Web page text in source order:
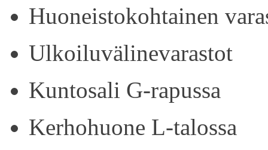
Huoneistokohtainen
Ulkoiluvälinevarastot
Kuntosali G-rapussa
Kerhohuone L-talossa